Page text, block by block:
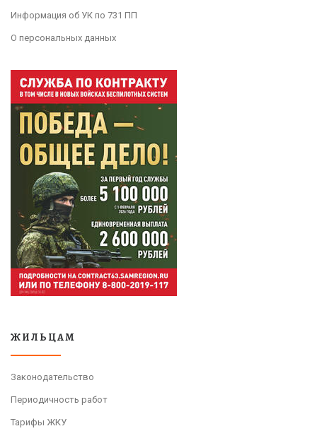
Информация об УК по 731 ПП
О персональных данных
ЖИЛЬЦАМ
Законодательство
Периодичность работ
Тарифы ЖКУ